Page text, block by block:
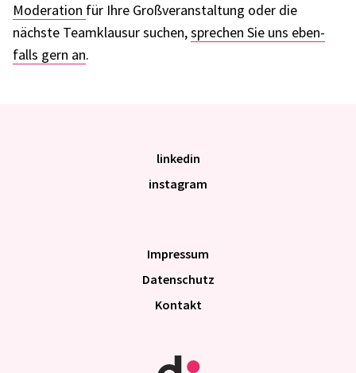
Mode­ra­tion für Ihre Groß­ver­an­stal­tung oder die
nächste Team­klau­sur suchen,spre­chen Sie uns eben­
falls gern an.
Impres­sum
Daten­schutz
Kontakt
linkedin
instagram